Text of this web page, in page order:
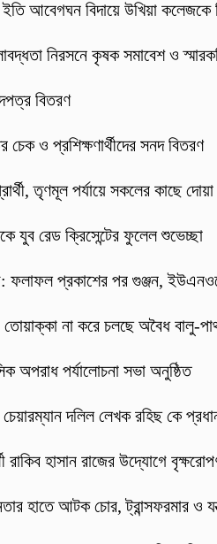
আবেগঘন বিদায়ে উখিয়া কলেজকে
নিরসনে কৃষক সমাবেশ ও
বিতরণ
চেক ও প্রশিক্ষণার্থীদের সনদ বিতরণ
তৃণমূল পর্যায়ে সকলের কাছে
যুব রেড ক্রিসেন্টের ফুলেল শুভেচ্ছা
ফলাফল প্রকাশের পর গুঞ্জন,
না করে চলছে অবৈধ বালু-
অপরাধ পর্যালোচনা সভা অনুষ্ঠিত
দলিল লেখক রহিছ কে
রাকিব হাসান রাজের উদ্যোগে
হাতে আটক চোর, ট্রান্সফরমার ও